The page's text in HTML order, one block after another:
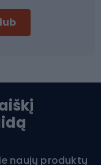
naujų produktų